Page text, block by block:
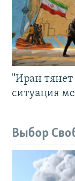
"Иран тянет
ситуация
Выбор